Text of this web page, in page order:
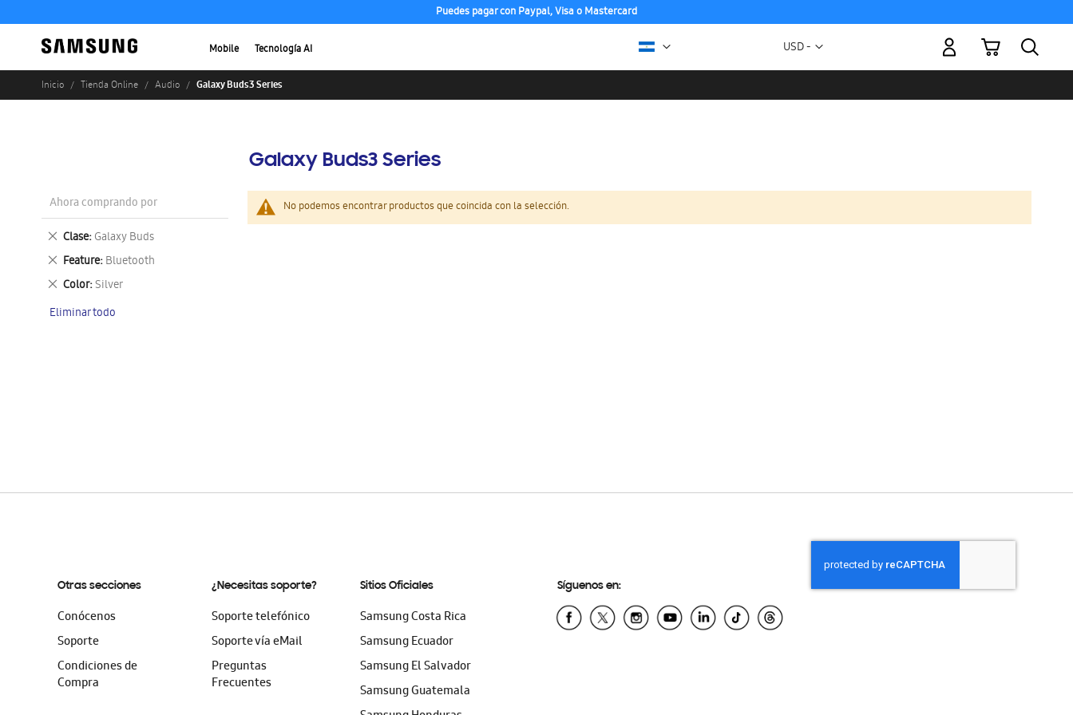
Puedes pagar con Paypal, Visa o Mastercard
Mobile Tecnología AI Moneda
USD -
Mi carrito
Inicio Tienda Online Audio Galaxy Buds3 Series
Galaxy Buds3 Series
No podemos encontrar productos que coincida con la selección.
Ahora comprando por
Clase Galaxy Buds
Eliminar
este
artículo
Feature Bluetooth
Eliminar
este
artículo
Color Silver
Eliminar
artículo
Eliminar todo
Otras secciones
Conócenos
Soporte
Condiciones de
Compra
¿Necesitas soporte?
Soporte telefónico
Soporte vía eMail
Preguntas
Frecuentes
Sitios Oficiales
Samsung Costa Rica
Samsung Ecuador
Samsung El Salvador
Samsung Guatemala
Síguenos en: